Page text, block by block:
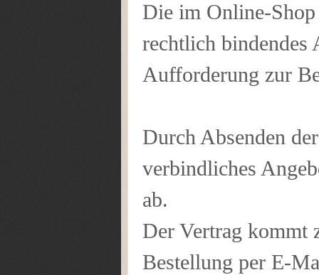
Die im Online-
rechtlich bindendes
Aufforderung zur
Durch Absenden
verbindliches
ab.
Der Vertrag kommt
Bestellung per E-